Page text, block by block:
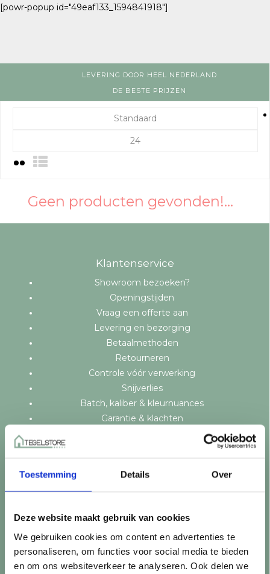
Toestemming Details Over
Deze website maakt gebruik van cookies
We gebruiken cookies om content en advertenties te
personaliseren, om functies voor social media te bieden
en om ons websiteverkeer te analyseren. Ook delen we
[powr-popup id="49eaf133_1594841918"]
LEVERING DOOR HEEL NEDERLAND
DE BESTE PRIJZEN
Standaard
24
Geen producten gevonden!...
Klantenservice
Showroom bezoeken?
Openingstijden
Vraag een offerte aan
Levering en bezorging
Betaalmethoden
Retourneren
Controle vóór verwerking
Snijverlies
Batch, kaliber & kleurnuances
Garantie & klachten
Over TegelStore.nl
Privacy Policy
Producten